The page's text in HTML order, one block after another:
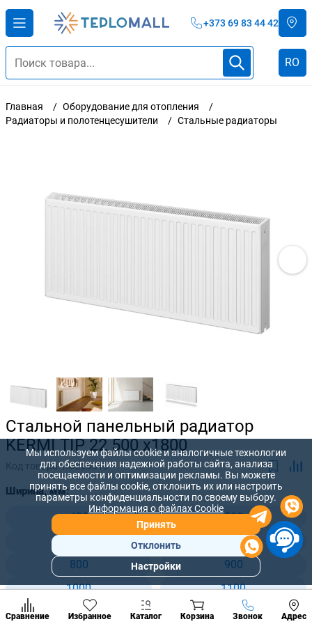
+373 69 83 44 42
RO
Главная
Оборудование для отопления
Радиаторы и полотенцесушители
Стальные радиаторы
Стальной панельный радиатор
KERMI TIP 22 500 x1800
Код товара:KO220518
Ширина, мм:
400
500
700
800
900
1000
1100
1200
1300
Сравнение Избранное Каталог Корзина Звонок Адрес
Позвонить
разделы
Мы используем файлы cookie и аналогичные технологии
для обеспечения надежной работы сайта, анализа
посещаемости и оптимизации рекламы. Вы можете
принять все файлы cookie, отклонить их или настроить
параметры конфиденциальности по своему выбору.
Информация о файлах Cookie
Принять
Отклонить
Настройки